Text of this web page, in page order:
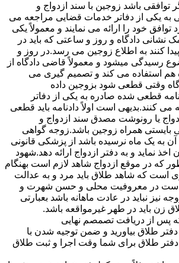
توافقی باشد زوجین با سند ازدواج و
به یکی از دفاتر خدمات قضایی مراجعه می
خود را ارائه می نمایند و معمولاً یکی
نشانی دادگاه و روز و ساعتی که باید در
کنند به اطلاع زوجین می رسد.در روز و
رسیدگی میشود و معمولاً قاضی دادگاه از
استفاده می کند و تصمیم گیری می
وقتی قطعی شود بزوجین داده
قطعی شده صادره به یکی از دفاتر
می کنند.بدیهی است اولاً دادنامه باید قطعی
یا رونوشت مصدق سند ازدواج و
بایستی همراه زوجین باشد.زوجه گواهی
به یک ماه نرسیده باشد از پزشکی قانونی
نماید و به دفتر ازدواج ارائه دهد.شهود
که در موقع ازدواج شاهد لازم است بهنگام
است که شاهد طلاق باید مرد و به عدالت
است در معروفیت محلی و حسن شهرت و
نیز نباید در عادت ماهانه باشد بعبارتی
زن باید در طهر غیرمواقعه باشد.
پس از دریافت تصمصم نهایی
دفتر طلاق بیاورید و ضمن توجیه شدن با
طلاق برای شما وقت اجرا و ثبت طلاق